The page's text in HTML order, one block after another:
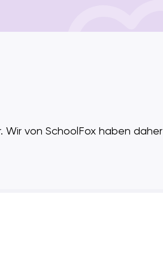
von SchoolFox haben daher